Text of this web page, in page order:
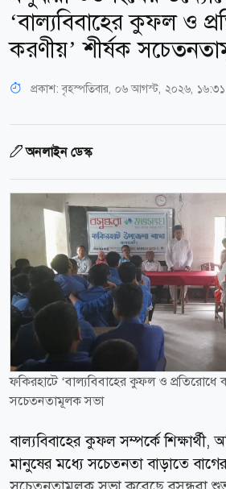
‘বাল্যবিবাহের কুফল ও
করণীয়’ শীর্ষক
প্রকাশ:বৃহস্পতিবার, ০৬ আগস্ট, ২০২৬, ১৬:৩১
অনলাইন ডেস্ক
ফকিরহাটে ‘বাল্যবিবাহের কুফল ও প্রতিরোধে
সচেতনতামূলক সভা
বাল্যবিবাহের কুফল সম্পর্কে শিক্ষার্থী,
মানুষের মধ্যে সচেতনতা বাড়াতে